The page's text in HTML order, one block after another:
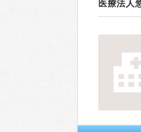
医療法人